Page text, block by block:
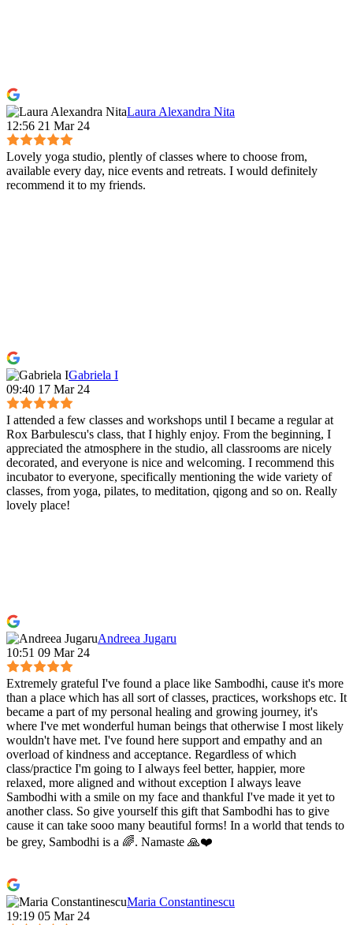
Laura Alexandra Nita
12:56 21 Mar 24
Lovely yoga studio, plently of classes where to choose from,
available every day, nice events and retreats. I would definitely
recommend it to my friends.
Gabriela I
09:40 17 Mar 24
I attended a few classes and workshops until I became a regular at
Rox Barbulescu's class, that I highly enjoy. From the beginning, I
appreciated the atmosphere in the studio, all classrooms are nicely
decorated, and everyone is nice and welcoming. I recommend this
incubator to everyone, specifically mentioning the wide variety of
classes, from yoga, pilates, to meditation, qigong and so on. Really
lovely place!
Andreea Jugaru
10:51 09 Mar 24
Extremely grateful I've found a place like Sambodhi, cause it's more
than a place which has all sort of classes, practices, workshops etc. It
became a part of my personal healing and growing journey, it's
where I've met wonderful human beings that otherwise I most likely
wouldn't have met. I've found here support and empathy and an
overload of kindness and acceptance. Regardless of which
class/practice I'm going to I always feel better, happier, more
relaxed, more aligned and without exception I always leave
Sambodhi with a smile on my face and thankful I've made it yet to
another class. So give yourself this gift that Sambodhi has to give
cause it can take sooo many beautiful forms! In a world that tends to
be grey, Sambodhi is a 🌈. Namaste 🙏❤️
Maria Constantinescu
19:19 05 Mar 24